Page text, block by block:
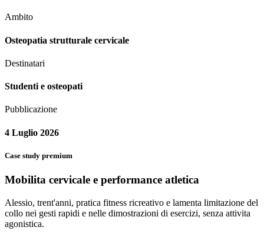
Ambito
Osteopatia strutturale cervicale
Destinatari
Studenti e osteopati
Pubblicazione
4 Luglio 2026
Case study premium
Mobilita cervicale e performance atletica
Alessio, trent'anni, pratica fitness ricreativo e lamenta limitazione del
collo nei gesti rapidi e nelle dimostrazioni di esercizi, senza attivita
agonistica.